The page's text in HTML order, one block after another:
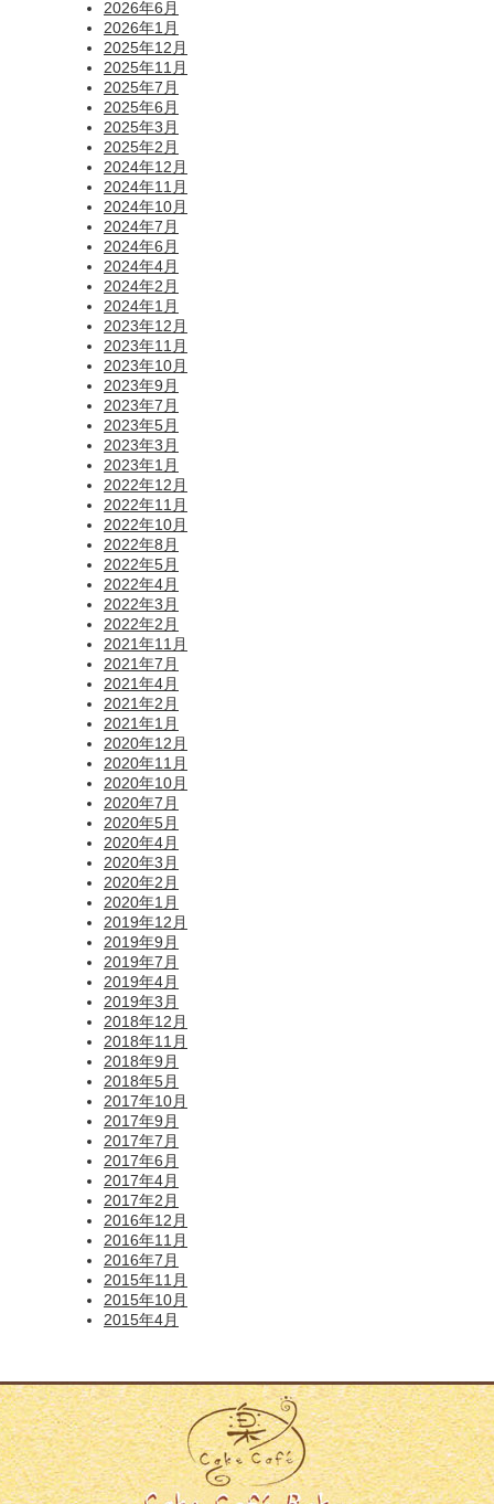
2026年6月
2026年1月
2025年12月
2025年11月
2025年7月
2025年6月
2025年3月
2025年2月
2024年12月
2024年11月
2024年10月
2024年7月
2024年6月
2024年4月
2024年2月
2024年1月
2023年12月
2023年11月
2023年10月
2023年9月
2023年7月
2023年5月
2023年3月
2023年1月
2022年12月
2022年11月
2022年10月
2022年8月
2022年5月
2022年4月
2022年3月
2022年2月
2021年11月
2021年7月
2021年4月
2021年2月
2021年1月
2020年12月
2020年11月
2020年10月
2020年7月
2020年5月
2020年4月
2020年3月
2020年2月
2020年1月
2019年12月
2019年9月
2019年7月
2019年4月
2019年3月
2018年12月
2018年11月
2018年9月
2018年5月
2017年10月
2017年9月
2017年7月
2017年6月
2017年4月
2017年2月
2016年12月
2016年11月
2016年7月
2015年11月
2015年10月
2015年4月